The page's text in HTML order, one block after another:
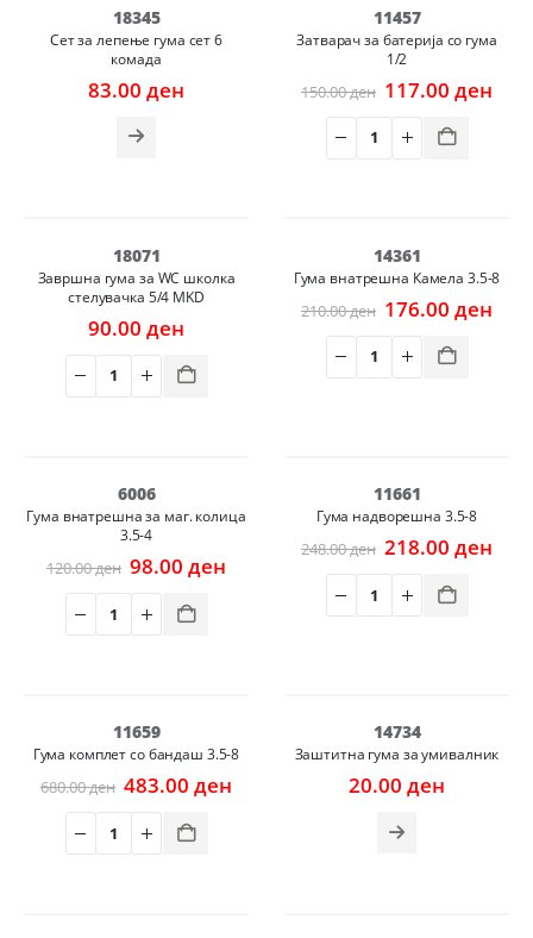
18345
Сет за лепење гума сет 6
комада
83.00 ден
11457
Затварач за батерија со гума
1/2
150.00ден Original
was:
150.00 ден.
117.00 ден
18071
Завршна гума за WC школка
стелувачка 5/4 MKD
90.00 ден
14361
Гума внатрешна Камела 3.5-8
210.00ден Original
was:
210.00 ден.
176.00 ден
6006
Гума внатрешна за маг. колица
3.5-4
120.00ден Original
was:
120.00 ден.
98.00 денCurrent
98.00 ден.
11661
Гума надворешна 3.5-8
248.00ден Original
was:
248.00 ден.
218.00 ден
11659
Гума комплет со бандаш 3.5-8
680.00ден Original
was:
680.00 ден.
483.00 денCurrent
14734
Заштитна гума за умивалник
20.00 ден